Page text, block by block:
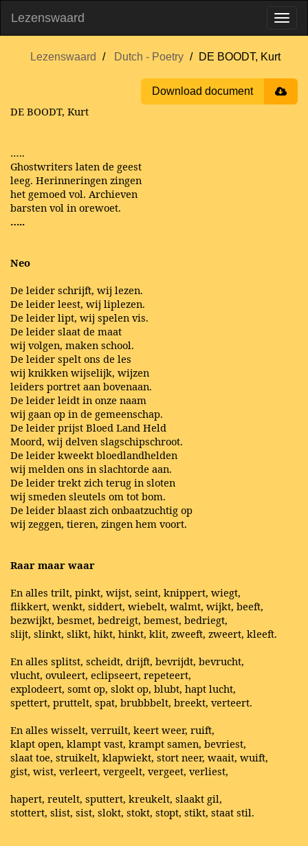
Lezenswaard
Lezenswaard Dutch - Poetry DE BOODT, Kurt
Download document
DE BOODT, Kurt
…..
Ghostwriters laten de geest
leeg. Herinneringen zingen
het gemoed vol. Archieven
barsten vol in orewoet.
…..
Neo
De leider schrijft, wij lezen.
De leider leest, wij liplezen.
De leider lipt, wij spelen vis.
De leider slaat de maat
wij volgen, maken school.
De leider spelt ons de les
wij knikken wijselijk, wijzen
leiders portret aan bovenaan.
De leider leidt in onze naam
wij gaan op in de gemeenschap.
De leider prijst Bloed Land Held
Moord, wij delven slagschipschroot.
De leider kweekt bloedlandhelden
wij melden ons in slachtorde aan.
De leider trekt zich terug in sloten
wij smeden sleutels om tot bom.
De leider blaast zich onbaatzuchtig op
wij zeggen, tieren, zingen hem voort.
Raar maar waar
En alles trilt, pinkt, wijst, seint, knippert, wiegt,
flikkert, wenkt, siddert, wiebelt, walmt, wijkt, beeft,
bezwijkt, besmet, bedreigt, bemest, bedriegt,
slijt, slinkt, slikt, hikt, hinkt, klit, zweeft, zweert, kleeft.
En alles splitst, scheidt, drijft, bevrijdt, bevrucht,
vlucht, ovuleert, eclipseert, repeteert,
explodeert, somt op, slokt op, blubt, hapt lucht,
spettert, pruttelt, spat, brubbbelt, breekt, verteert.
En alles wisselt, verruilt, keert weer, ruift,
klapt open, klampt vast, krampt samen, bevriest,
slaat toe, struikelt, klapwiekt, stort neer, waait, wuift,
gist, wist, verleert, vergeelt, vergeet, verliest,
hapert, reutelt, sputtert, kreukelt, slaakt gil,
stottert, slist, sist, slokt, stokt, stopt, stikt, staat stil.